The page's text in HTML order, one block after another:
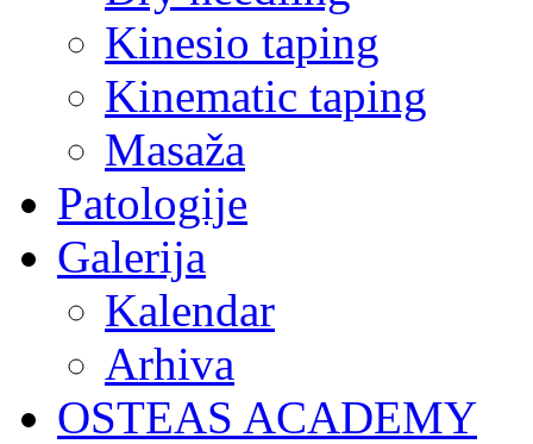
Kinesio taping
Kinematic taping
Masaža
Patologije
Galerija
Kalendar
Arhiva
OSTEAS ACADEMY